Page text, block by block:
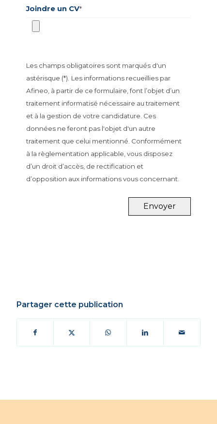
Joindre un CV*
Les champs obligatoires sont marqués d'un
astérisque (*). Les informations recueillies par
Afineo, à partir de ce formulaire, font l’objet d’un
traitement informatisé nécessaire au traitement
et à la gestion de votre candidature. Ces
données ne feront pas l'objet d'un autre
traitement que celui mentionné. Conformément
à la règlementation applicable, vous disposez
d’un droit d’accès, de rectification et
d’opposition aux informations vous concernant.
Envoyer
Partager cette publication